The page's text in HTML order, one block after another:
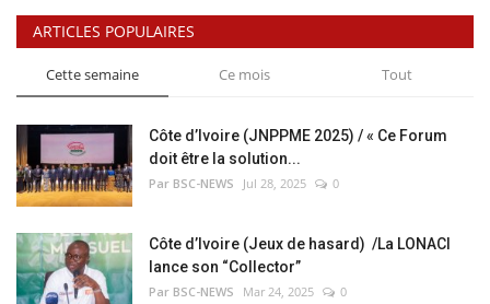
ARTICLES POPULAIRES
Cette semaine Ce mois Tout
Côte d’Ivoire (JNPPME 2025) / « Ce Forum
doit être la solution...
Par BSC-NEWS Jul 28, 2025 0
Côte d’Ivoire (Jeux de hasard) /La LONACI
lance son “Collector”
Par BSC-NEWS Mar 24, 2025 0